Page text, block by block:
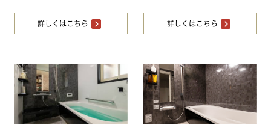
詳しくはこちら 詳しくはこちら